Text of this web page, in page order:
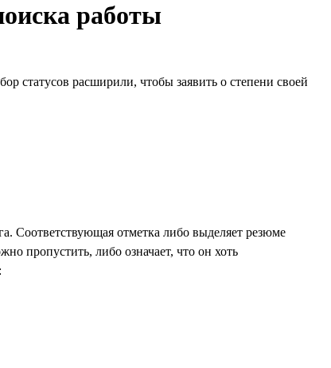
работы
статусов расширили, чтобы заявить о степени своей
Соответствующая отметка либо выделяет резюме
пропустить, либо означает, что он хоть
: